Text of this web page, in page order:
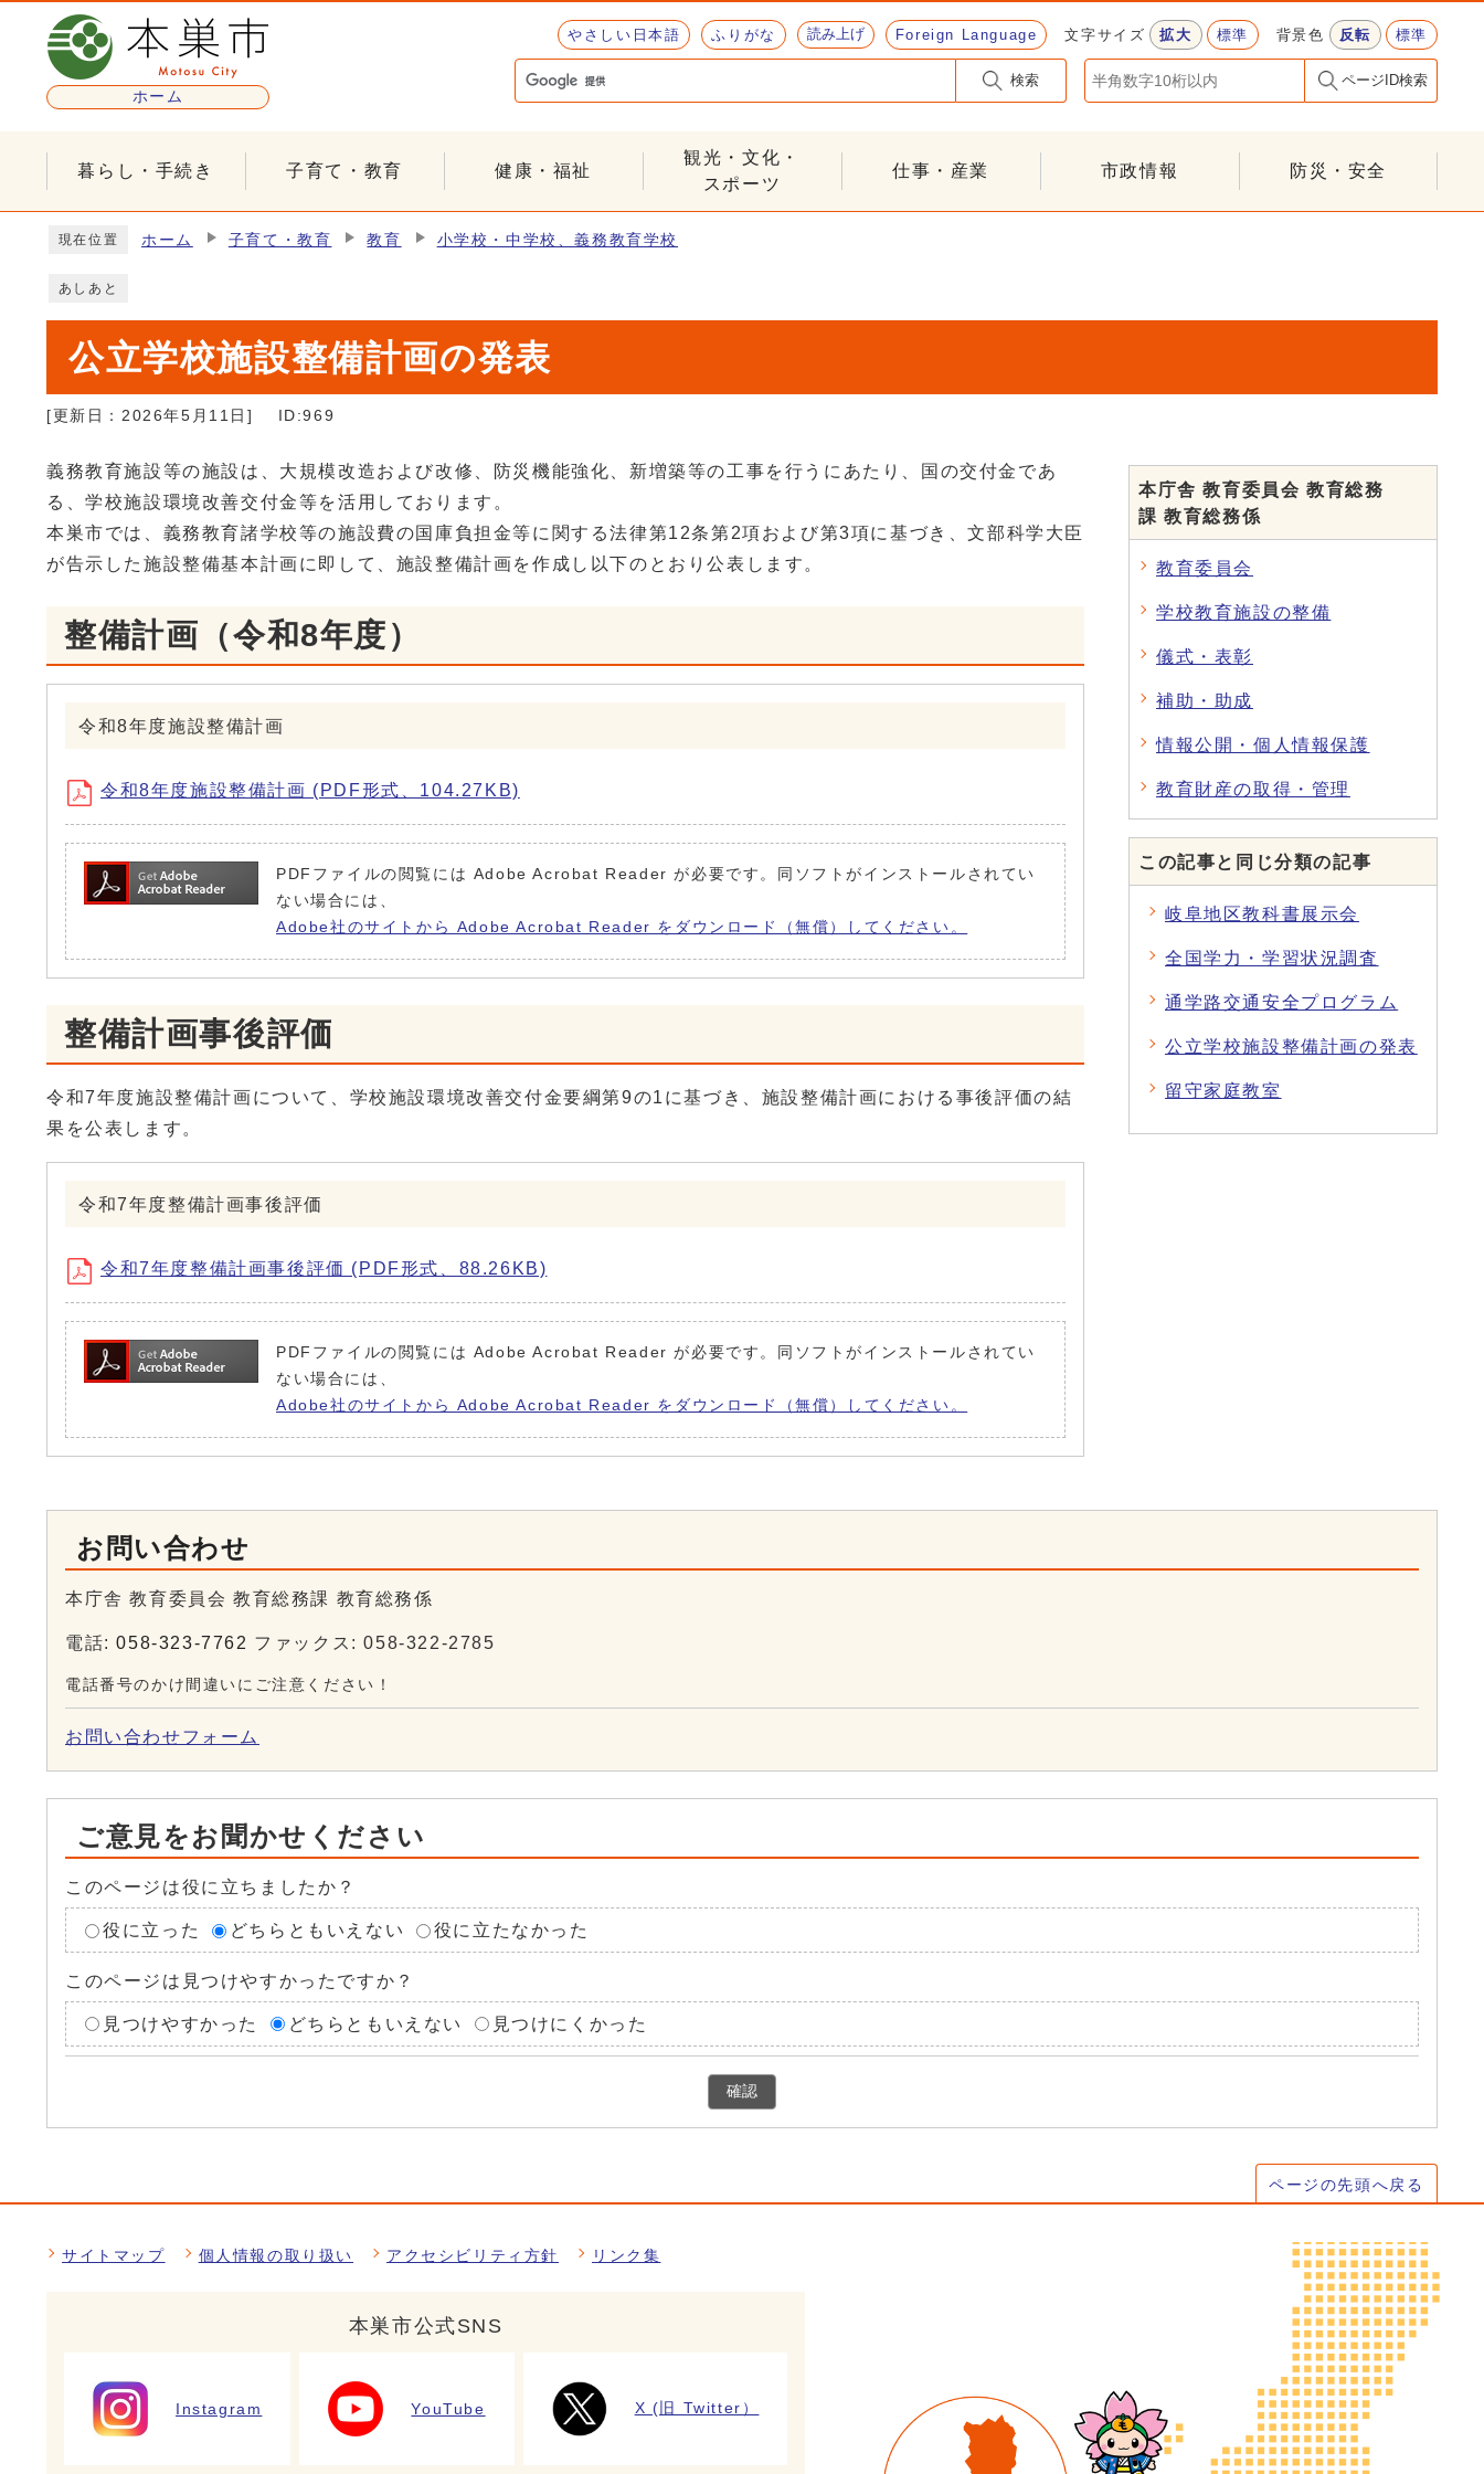
ページの先頭です
ホーム
やさしい日本語 ふりがな 読み上げ Foreign Language 文字サイズ 拡大 標準 背景色 反転 標準
検索 ページID検索
暮らし・手続き 子育て・教育 健康・福祉
観光・文化・
スポーツ
仕事・産業 市政情報 防災・安全
現在位置 ホーム 子育て・教育 教育 小学校・中学校、義務教育学校
あしあと
公立学校施設整備計画の発表
[更新日： 2026年5月11日 ] ID:969
義務教育施設等の施設は、大規模改造および改修、防災機能強化、新増築等の工事を行うにあたり、国の交付金であ
る、学校施設環境改善交付金等を活用しております。
本巣市では、義務教育諸学校等の施設費の国庫負担金等に関する法律第12条第2項および第3項に基づき、文部科学大臣
が告示した施設整備基本計画に即して、施設整備計画を作成し以下のとおり公表します。
整備計画（令和8年度）
令和8年度施設整備計画
令和8年度施設整備計画 (PDF形式、104.27KB)
PDFファイルの閲覧には Adobe Acrobat Reader が必要です。同ソフトがインストールされてい
ない場合には、
Adobe社のサイトから Adobe Acrobat Reader をダウンロード（無償）してください。
整備計画事後評価
令和7年度施設整備計画について、学校施設環境改善交付金要綱第9の1に基づき、施設整備計画における事後評価の結
果を公表します。
令和7年度整備計画事後評価
令和7年度整備計画事後評価 (PDF形式、88.26KB)
PDFファイルの閲覧には Adobe Acrobat Reader が必要です。同ソフトがインストールされてい
ない場合には、
Adobe社のサイトから Adobe Acrobat Reader をダウンロード（無償）してください。
本庁舎 教育委員会 教育総務
課 教育総務係
教育委員会
学校教育施設の整備
儀式・表彰
補助・助成
情報公開・個人情報保護
教育財産の取得・管理
この記事と同じ分類の記事
岐阜地区教科書展示会
全国学力・学習状況調査
通学路交通安全プログラム
公立学校施設整備計画の発表
留守家庭教室
お問い合わせ
本庁舎 教育委員会 教育総務課 教育総務係
電話:058-323-7762 ファックス: 058-322-2785
電話番号のかけ間違いにご注意ください！
お問い合わせフォーム
ご意見をお聞かせください
このページは役に立ちましたか？
役に立った どちらともいえない 役に立たなかった
このページは見つけやすかったですか？
見つけやすかった どちらともいえない 見つけにくかった
確認
ページの先頭へ戻る
サイトマップ 個人情報の取り扱い アクセシビリティ方針 リンク集
本巣市公式SNS
Instagram YouTube X (旧 Twitter）